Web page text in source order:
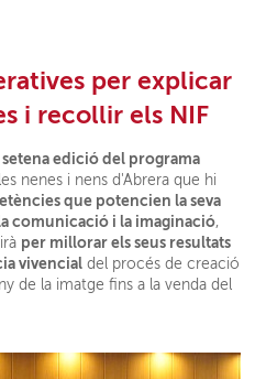
per explicar
i recollir els NIF
setena edició del programa
nenes i nens d'Abrera que hi
que potencien la seva
comunicació i la imaginació,
per millorar els seus resultats
vivencial del procés de creació
de la imatge fins a la venda del